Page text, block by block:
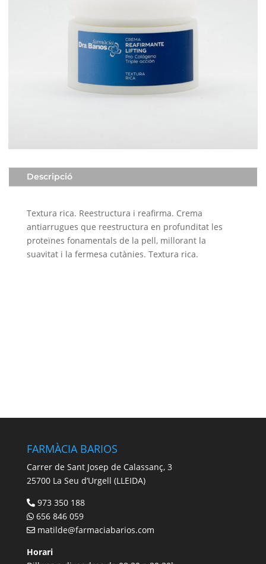
Descripció
Textura rica. Reestructura i reafirma. Crema
antiarrugues que reestructura en profunditat les
proteïnes fonamentals de la pell, millorant la
suavitat i la fermesa cutànies. Textura rica.
FARMÀCIA BARIOS
Carrer de Sant Josep de Calassanç, 3
25700 La Seu d’Urgell (LLEIDA)
973 350 188
656 846 059
matilde@farmaciabarios.com
Horari